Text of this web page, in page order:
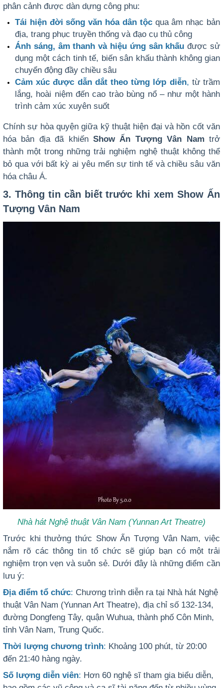
phân cảnh được dàn dựng công phu:
Tái hiện đời sống văn hóa dân tộcqua âm nhạc bản
địa, trang phục truyền thống và đạo cụ thủ công
Ánh sáng, âm thanh và hiệu ứng sân khấu được sử
dụng một cách tinh tế, biến sân khấu thành không gian
chuyển động đầy chiều sâu
Cảm xúc được dẫn dắt theo từng lớp diễn, từ trầm
lắng, hoài niệm đến cao trào bùng nổ – như một hành
trình cảm xúc xuyên suốt
Chính sự hòa quyện giữa kỹ thuật hiện đại và hồn cốt văn
hóa bản địa đã khiến Show Ấn Tượng Vân Nam trở
thành một trong những trải nghiệm nghệ thuật không thể
bỏ qua với bất kỳ ai yêu mến sự tinh tế và chiều sâu văn
hóa châu Á.
3. Thông tin cần biết trước khi xem Show Ấn
Tượng Vân Nam
Nhà hát Nghệ thuật Vân Nam (Yunnan Art Theatre)
Trước khi thưởng thức Show Ấn Tượng Vân Nam, việc
nắm rõ các thông tin tổ chức sẽ giúp bạn có một trải
nghiệm trọn vẹn và suôn sẻ. Dưới đây là những điểm cần
lưu ý:
Địa điểm tổ chức: Chương trình diễn ra tại Nhà hát Nghệ
thuật Vân Nam (Yunnan Art Theatre), địa chỉ số 132-134,
đường Dongfeng Tây, quận Wuhua, thành phố Côn Minh,
tỉnh Vân Nam, Trung Quốc.
Thời lượng chương trình: Khoảng 100 phút, từ 20:00
đến 21:40 hàng ngày.
Số lượng diễn viên: Hơn 60 nghệ sĩ tham gia biểu diễn,